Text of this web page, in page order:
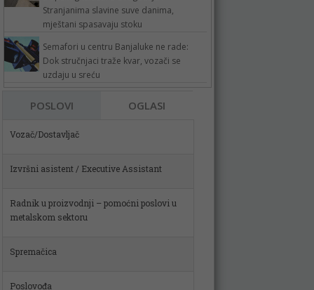
Stranjanima slavine suve danima,
mještani spasavaju stoku
Semafori u centru Banjaluke ne rade:
Dok stručnjaci traže kvar, vozači se
uzdaju u sreću
POSLOVI OGLASI
Izvršni asistent / Executive Assistant
Radnik u proizvodnji – pomoćni poslovi u
Spremačica
Poslovođa
Skladištar (m)